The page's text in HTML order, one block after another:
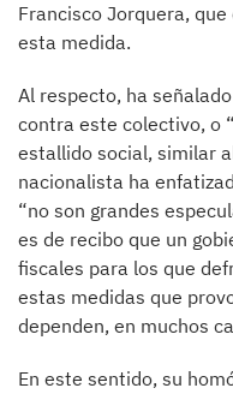
Francisco Jorquera,
esta medida.
Al respecto, ha
contra este colectivo, o
estallido social, similar
nacionalista ha
“no son grandes
es de recibo que un
fiscales para los que
estas medidas que
dependen, en muchos
En este sentido, su